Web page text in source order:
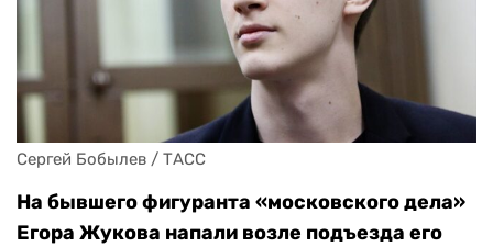
Сергей Бобылев / ТАСС
На бывшего фигуранта «московского дела»
Егора Жукова напали возле подъезда его